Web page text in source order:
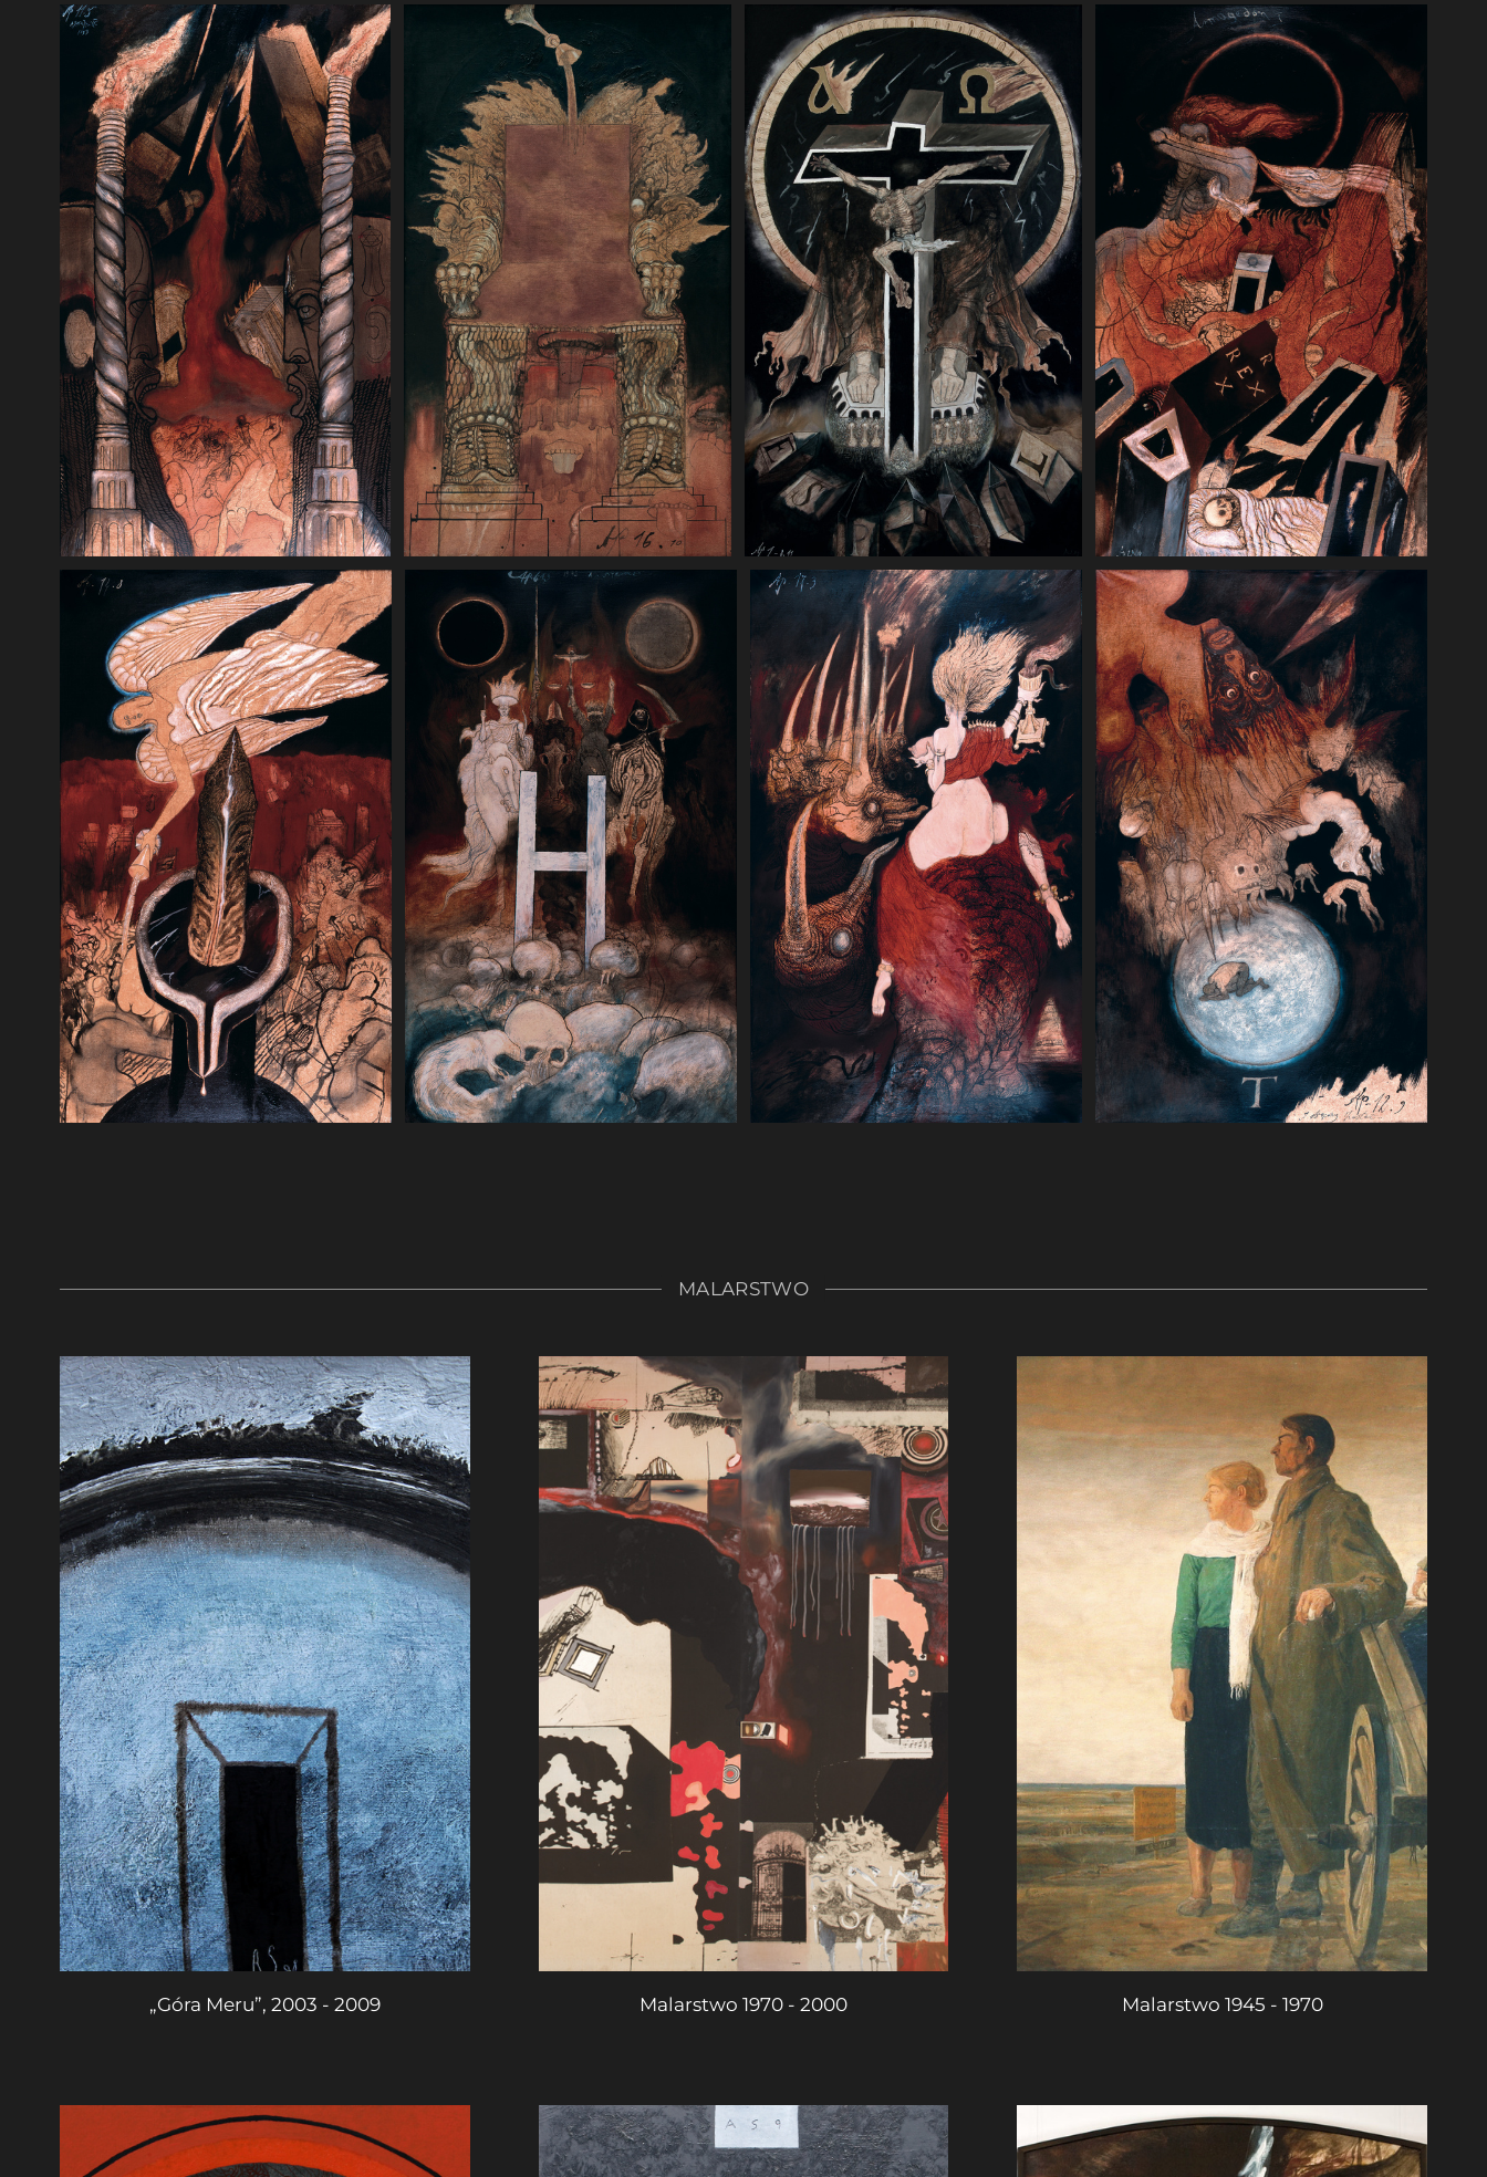
Apokalipsa 14 8. A inny anioł, drugi,
leciał za nim, mówiąc: „Upadła,
upadła wielka stolica Babilon, która
napoiła wszystkie narody winem
swego szaleństwa i swojej rozpusty”.
Apokalipsa 16 9. A piąty wylał swoją
czaszę na tron bestii.I stało się
królestwo jej ciemnością, i żuli języki
swoje z bólu.10. I bluźnili Bogu na
niebie dla bólów swoich i wrzodów
swoich, a nie kajali się za swoje czyny.
Apokalipsa 6 12. I widziałem, kiedy
zdjął szóstą pieczęć,że stało się
wielkie trzęsienie ziemi i słońce stało
się czarne jak wór włosiany, a cały
księżyc stał się jak krew. 120 x 200 cm,
1993 (Muzeum Ziemi Lubuskiej w
Zielonej Górze)
"Apokalipsa" 10 2. I miał w ręku
nieduży zwój księgi otwarty i postawił
prawą nogę na morzu i lewą na ziemi.
Apokalipsa 14 8. A inny anioł, drugi,
leciał za nim, mówiąc: „Upadła,
upadła wielka stolica Babilon, która
napoiła wszystkie narody winem
swego szaleństwa i swojej rozpusty”.
120 x 200 cm, 1993
Apokalipsa 21 10. I zaniósł mnie w
duchu na górę wielką i wysoką, i
pokazał mi miasto święte Jeruzalem
zstępujące z nieba od Boga.21. A
dwanaście bram było dwanaście
pereł, każda brama z jednej perły. I
plac miasta ze złota czystego jak
szkło przezroczyste. 120 x 200 cm,
"Apokalipsa" 1 8. Jam jest Alfa i
Omega, mówi Pan, Bóg, Ten, który
jest i który był, i który nadchodzi,
Wszystkowładny. 120 x 200 cm, 1993
Apokalipsa 20 15. A jeżeli kogoś nie
znaleziono zapisanego w księdze
żywota, był rzucony w jezioro ognia.
120 x 200 cm, 1993 (Muzeum Ziemi
Lubuskiej w Zielonej Górze)
MALARSTWO
„Góra Meru”, 2003 - 2009 Malarstwo 1970 - 2000 Malarstwo 1945 - 1970